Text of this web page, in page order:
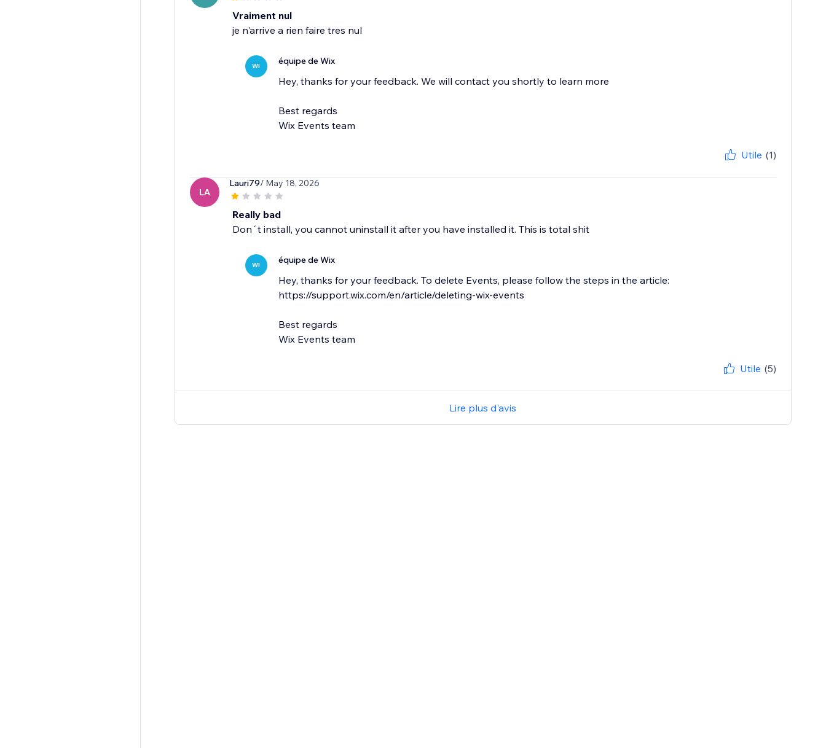
Vraiment nul
je n'arrive a rien faire tres nul
WI équipe de Wix
Hey, thanks for your feedback. We will contact you shortly to learn more
Best regards
Wix Events team
Utile (1)
LA
Lauri79/ May 18, 2026
Really bad
Don´t install, you cannot uninstall it after you have installed it. This is total shit
WI équipe de Wix
Hey, thanks for your feedback. To delete Events, please follow the steps in the article:
https://support.wix.com/en/article/deleting-wix-events
Best regards
Wix Events team
Utile (5)
Lire plus d'avis